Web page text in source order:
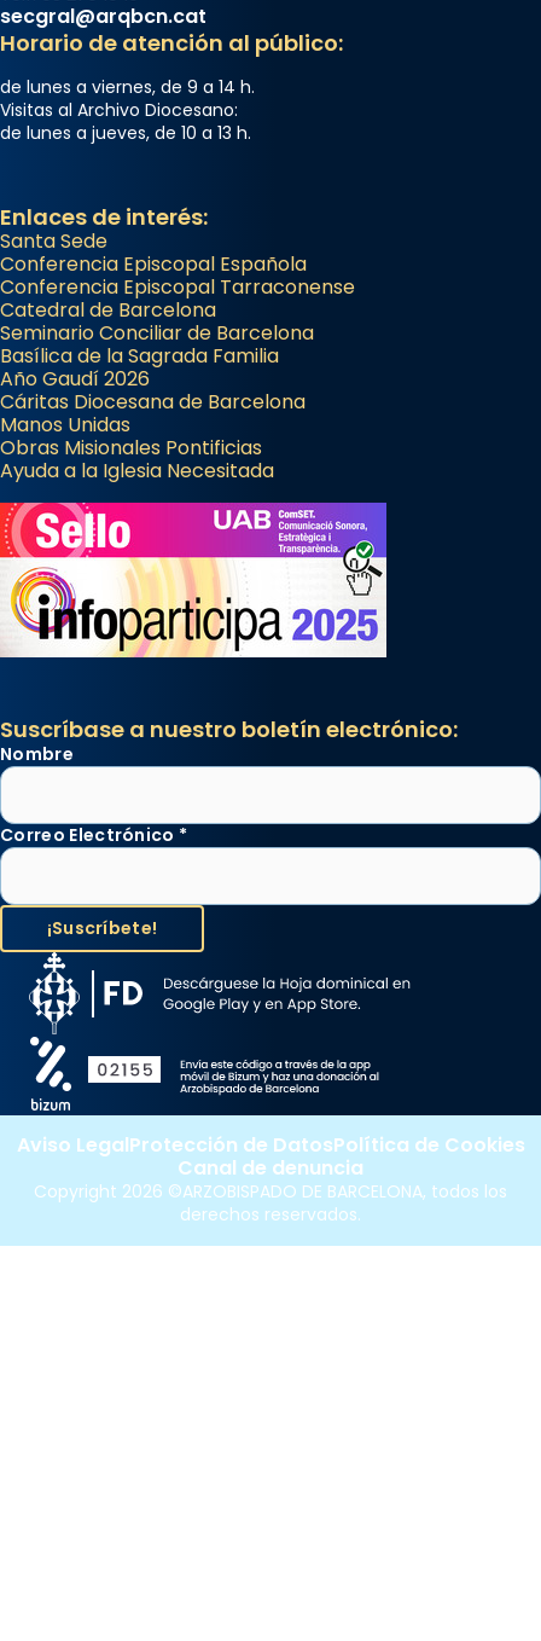
secgral@arqbcn.cat
Horario de atención al público:
de lunes a viernes, de 9 a 14 h.
Visitas al Archivo Diocesano:
de lunes a jueves, de 10 a 13 h.
Enlaces de interés:
Santa Sede
Conferencia Episcopal Española
Conferencia Episcopal Tarraconense
Catedral de Barcelona
Seminario Conciliar de Barcelona
Basílica de la Sagrada Familia
Año Gaudí 2026
Cáritas Diocesana de Barcelona
Manos Unidas
Obras Misionales Pontificias
Ayuda a la Iglesia Necesitada
Suscríbase a nuestro boletín electrónico:
Nombre
Correo Electrónico *
Copyright 2026 ©ARZOBISPADO DE BARCELONA, todos los
derechos reservados.
Aviso LegalProtección de DatosPolítica de Cookies
Canal de denuncia